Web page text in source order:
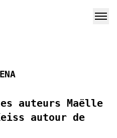
auteurs Maëlle
autour de